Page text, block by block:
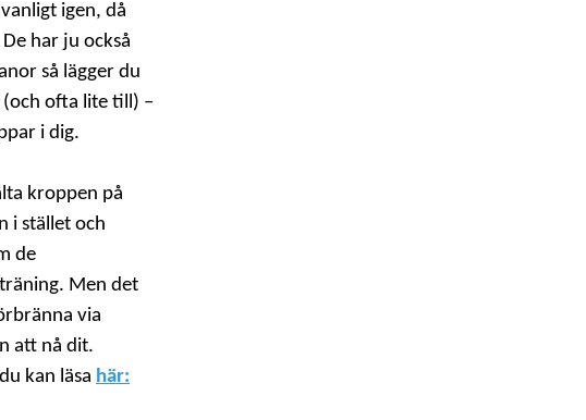
igen, då
har ju också
så lägger du
ofta lite till) –
i dig.
kroppen på
i stället och
de
Men det
via
att nå dit.
kan läsa här: